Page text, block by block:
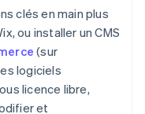
clés en main plus
ou installer un CMS
(sur
logiciels
licence libre,
et